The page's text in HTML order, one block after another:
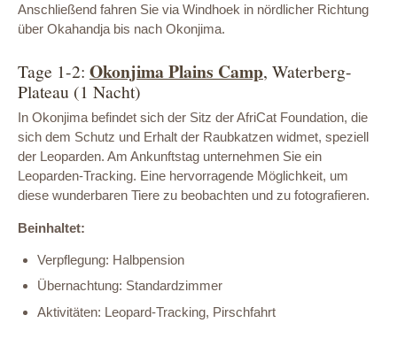
Anschließend fahren Sie via Windhoek in nördlicher Richtung
über Okahandja bis nach Okonjima.
Tage 1-2: Okonjima Plains Camp, Waterberg-
Plateau (1 Nacht)
In Okonjima befindet sich der Sitz der AfriCat Foundation, die
sich dem Schutz und Erhalt der Raubkatzen widmet, speziell
der Leoparden. Am Ankunftstag unternehmen Sie ein
Leoparden-Tracking. Eine hervorragende Möglichkeit, um
diese wunderbaren Tiere zu beobachten und zu fotografieren.
Beinhaltet:
Verpflegung: Halbpension
Übernachtung: Standardzimmer
Aktivitäten: Leopard-Tracking, Pirschfahrt